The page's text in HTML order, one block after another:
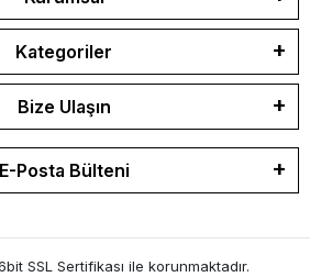
Kategoriler
Bize Ulaşın
E-Posta Bülteni
SSL Sertifikası ile korunmaktadır.